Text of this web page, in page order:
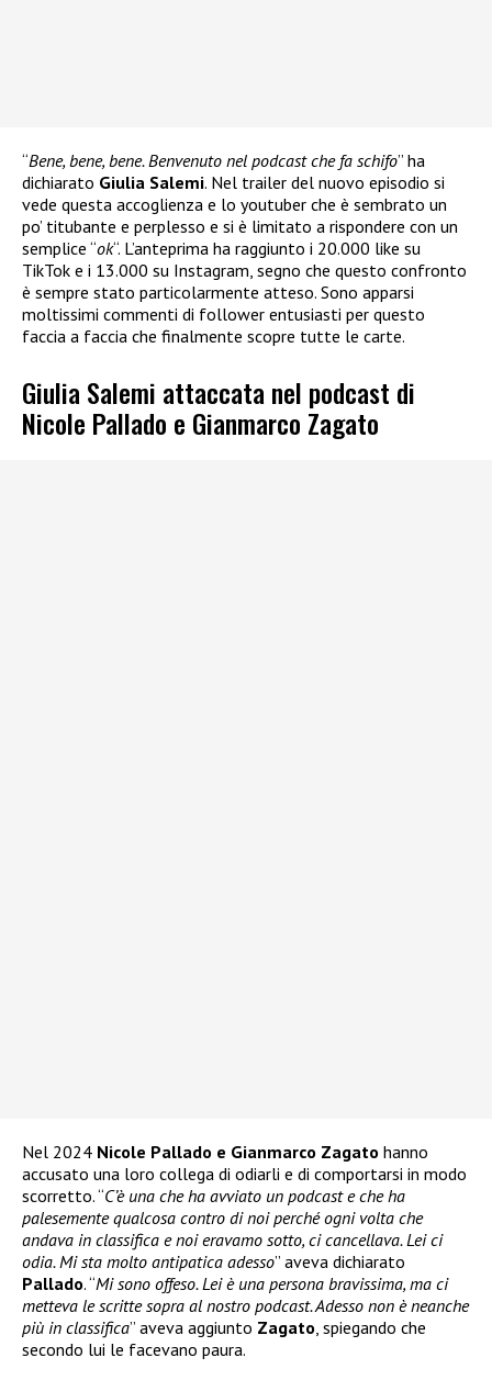
“Bene, bene, bene. Benvenuto nel podcast che fa schifo” ha
dichiarato Giulia Salemi. Nel trailer del nuovo episodio si
vede questa accoglienza e lo youtuber che è sembrato un
po’ titubante e perplesso e si è limitato a rispondere con un
semplice “ok“. L’anteprima ha raggiunto i 20.000 like su
TikTok e i 13.000 su Instagram, segno che questo confronto
è sempre stato particolarmente atteso. Sono apparsi
moltissimi commenti di follower entusiasti per questo
faccia a faccia che finalmente scopre tutte le carte.
Giulia Salemi attaccata nel podcast di
Nicole Pallado e Gianmarco Zagato
Nel 2024 Nicole Pallado e Gianmarco Zagato hanno
accusato una loro collega di odiarli e di comportarsi in modo
scorretto. “C’è una che ha avviato un podcast e che ha
palesemente qualcosa contro di noi perché ogni volta che
andava in classifica e noi eravamo sotto, ci cancellava. Lei ci
odia. Mi sta molto antipatica adesso” aveva dichiarato
Pallado. “Mi sono offeso. Lei è una persona bravissima, ma ci
metteva le scritte sopra al nostro podcast. Adesso non è neanche
più in classifica” aveva aggiunto Zagato , spiegando che
secondo lui le facevano paura.